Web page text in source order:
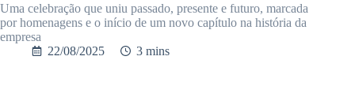
Uma celebração que uniu passado, presente e futuro, marcada
por homenagens e o início de um novo capítulo na história da
empresa
22/08/2025
3 mins